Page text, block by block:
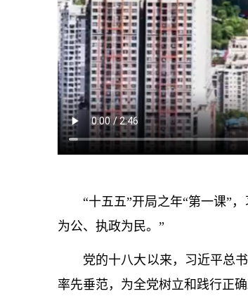
“十五五”开局之年“第一课”，
为公、执政为民。”
党的十八大以来，习近平总
率先垂范，为全党树立和践行正